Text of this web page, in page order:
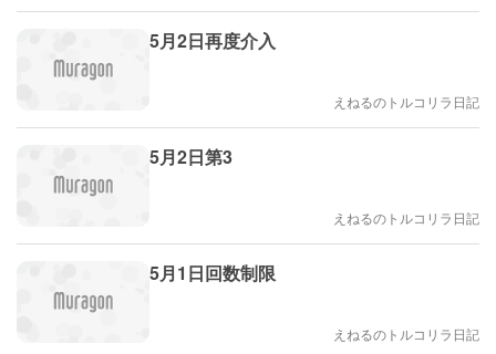
5月2日再度介入
えねるのトルコリラ日記
5月2日第3
えねるのトルコリラ日記
5月1日回数制限
えねるのトルコリラ日記